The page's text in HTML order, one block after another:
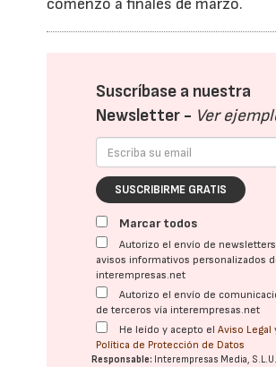
comenzó a finales de marzo.
Suscríbase a nuestra
Newsletter - Ver
SUSCRIBIRME GRATIS
Marcar todos
Autorizo el envío de
avisos informativos personalizados
interempresas.net
Autorizo el envío de
de terceros vía interempresas.net
He leído y acepto elAviso Legal
Política de Protección de Datos
Responsable: Interempresas Media, S.L.U.